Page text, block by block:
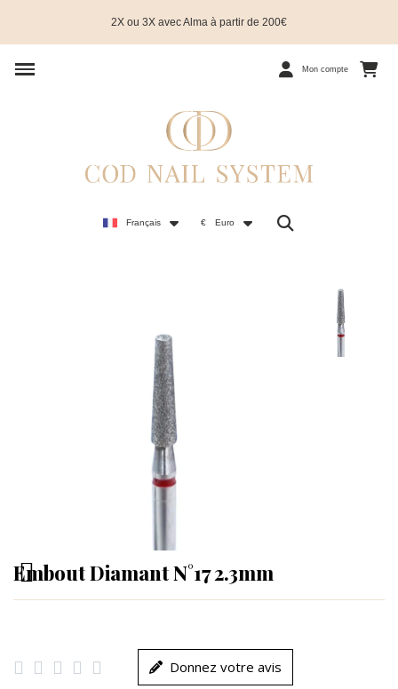
2X ou 3X avec Alma à partir de 200€
Mon compte
Français € Euro
Embout Diamant N°17 2.3mm
     Donnez votre avis